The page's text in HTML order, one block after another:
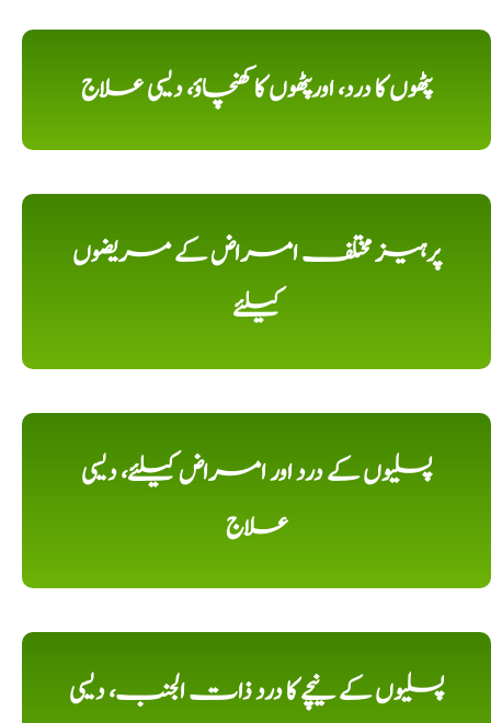
پٹھوں کا درد، اورپٹھوں کا کھنچاؤ، دیسی علاج
پرہیز مختلف امراض کے مریضوں
کیلئے
پسلیوں کے درد اور امراض کیلئے، دیسی
علاج
پسلیوں کے نیچے کا درد ذات الجنب، دیسی